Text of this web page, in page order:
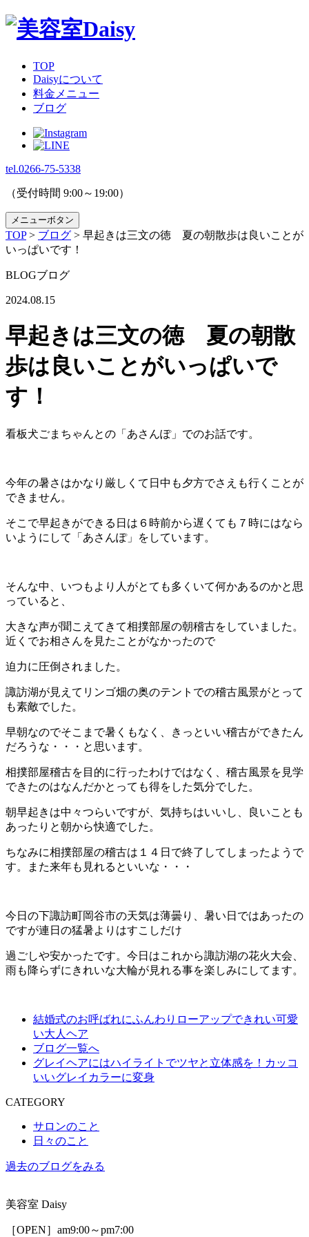
TOP
Daisyについて
料金メニュー
ブログ
tel.0266-75-5338
（受付時間 9:00～19:00）
メニューボタン
TOP> ブログ > 早起きは三文の徳 夏の朝散歩は良いことが
いっぱいです！
BLOGブログ
2024.08.15
早起きは三文の徳 夏の朝散
歩は良いことがいっぱいで
す！
看板犬ごまちゃんとの「あさんぽ」でのお話です。
今年の暑さはかなり厳しくて日中も夕方でさえも行くことが
できません。
そこで早起きができる日は６時前から遅くても７時にはなら
いようにして「あさんぽ」をしています。
そんな中、いつもより人がとても多くいて何かあるのかと思
っていると、
大きな声が聞こえてきて相撲部屋の朝稽古をしていました。
近くでお相さんを見たことがなかったので
迫力に圧倒されました。
諏訪湖が見えてリンゴ畑の奥のテントでの稽古風景がとって
も素敵でした。
早朝なのでそこまで暑くもなく、きっといい稽古ができたん
だろうな・・・と思います。
相撲部屋稽古を目的に行ったわけではなく、稽古風景を見学
できたのはなんだかとっても得をした気分でした。
朝早起きは中々つらいですが、気持ちはいいし、良いことも
あったりと朝から快適でした。
ちなみに相撲部屋の稽古は１４日で終了してしまったようで
す。また来年も見れるといいな・・・
今日の下諏訪町岡谷市の天気は薄曇り、暑い日ではあったの
ですが連日の猛暑よりはすこしだけ
過ごしや安かったです。今日はこれから諏訪湖の花火大会、
雨も降らずにきれいな大輪が見れる事を楽しみにしてます。
結婚式のお呼ばれにふんわりローアップできれい可愛
い大人ヘア
ブログ一覧へ
グレイヘアにはハイライトでツヤと立体感を！カッコ
いいグレイカラーに変身
CATEGORY
サロンのこと
日々のこと
過去のブログをみる
美容室 Daisy
［OPEN］am9:00～pm7:00